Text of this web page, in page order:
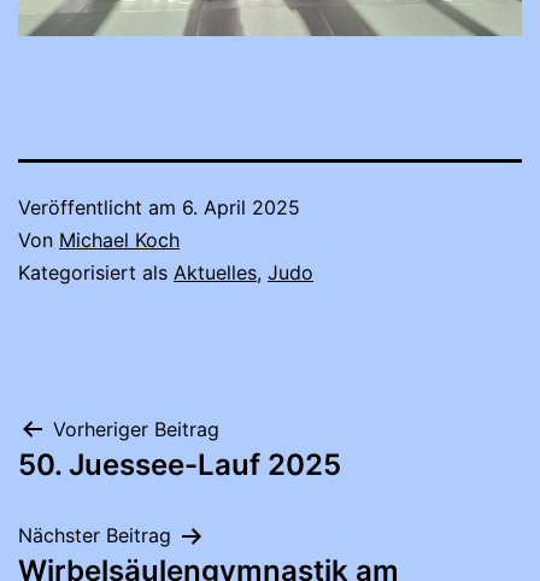
Veröffentlicht am 6. April 2025
Von Michael Koch
Kategorisiert als Aktuelles, Judo
Beitragsnavigation
Vorheriger Beitrag
50. Juessee-Lauf 2025
Nächster Beitrag
Wirbelsäulengymnastik am